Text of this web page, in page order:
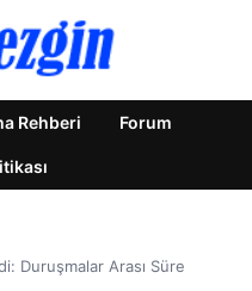
Rehberi Forum
Duruşmalar Arası Süre